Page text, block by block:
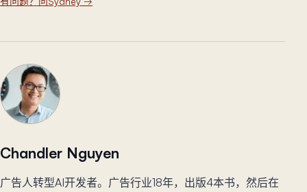
Chandler Nguyen
广告人转型AI开发者。广告行业18年，出版4本书，然后在